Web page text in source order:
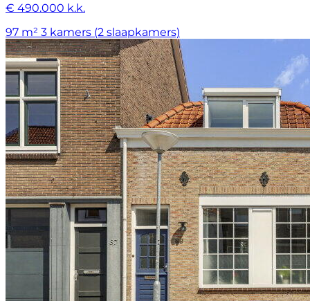
€ 490.000 k.k.
97 m² 3 kamers (2 slaapkamers)